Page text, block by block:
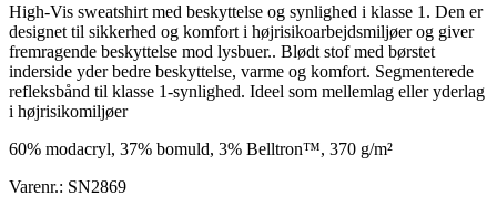
High-Vis sweatshirt med beskyttelse og synlighed i klasse 1. Den er
designet til sikkerhed og komfort i højrisikoarbejdsmiljøer og giver
fremragende beskyttelse mod lysbuer.. Blødt stof med børstet
inderside yder bedre beskyttelse, varme og komfort. Segmenterede
refleksbånd til klasse 1-synlighed. Ideel som mellemlag eller yderlag
i højrisikomiljøer
60% modacryl, 37% bomuld, 3% Belltron™, 370 g/m²
Varenr.: SN2869